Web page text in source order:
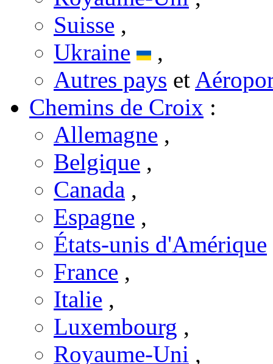
Suisse ,
Ukraine
,
Autres pays et
Chemins de Croix :
Allemagne ,
Belgique ,
Canada ,
Espagne ,
États-unis d'Amérique
France ,
Italie ,
Luxembourg ,
Royaume-Uni ,